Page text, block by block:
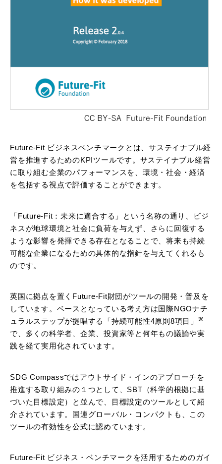
Future-Fit ビジネスベンチマークとは、サステイナブル経
営を推進するためのKPIツールです。サステイナブル経営
に取り組む企業のパフォーマンスを、環境・社会・経済
を包括する視点で評価することができます。
「Future-Fit：未来に適合する」という名称の通り、ビジ
ネスが地球環境と社会に負荷を与えず、さらに回復する
ような影響を発揮できる存在となることで、将来も持続
可能な企業になるための具体的な指針を与えてくれるも
のです。
英国に拠点を置くFuture-Fit財団がツールの開発・普及を
しています。ベースとなっている考え方は国際NGOナチ
ュラルステップが提唱する「持続可能性4原則8項目」
※
で、多くの科学者、企業、投資家等と何年もの議論や実
践を経て実用化されています。
SDG Compassではアウトサイド・インのアプローチを
推進する取り組みの１つとして、SBT（科学的根拠に基
づいた目標設定）と並んで、目標設定のツールとして紹
介されています。国連グローバル・コンパクトも、この
ツールの有効性を公式に認めています。
Future-Fit ビジネス・ベンチマークを活用するためのガイ